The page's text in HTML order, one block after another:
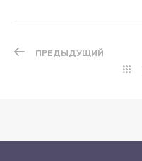
ПРЕДЫДУЩИЙ